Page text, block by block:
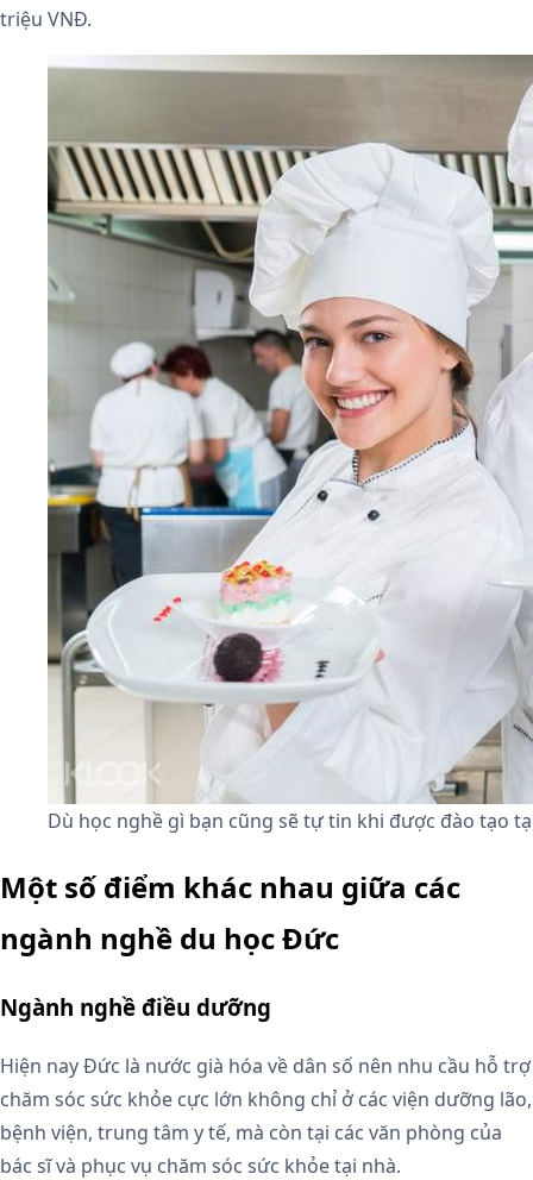
triệu VNĐ.
Dù học nghề gì bạn cũng sẽ tự tin khi được đào tạo
Một số điểm khác nhau giữa các
ngành nghề du học Đức
Ngành nghề điều dưỡng
Hiện nay Đức là nước già hóa về dân số nên nhu cầu hỗ trợ
chăm sóc sức khỏe cực lớn không chỉ ở các viện dưỡng lão,
bệnh viện, trung tâm y tế, mà còn tại các văn phòng của
bác sĩ và phục vụ chăm sóc sức khỏe tại nhà.